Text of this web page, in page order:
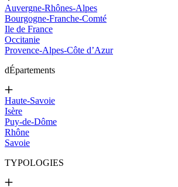
Auvergne-Rhônes-Alpes
Bourgogne-Franche-Comté
Ile de France
Occitanie
Provence-Alpes-Côte d’Azur
dÉpartements
Haute-Savoie
Isère
Puy-de-Dôme
Rhône
Savoie
TYPOLOGIES